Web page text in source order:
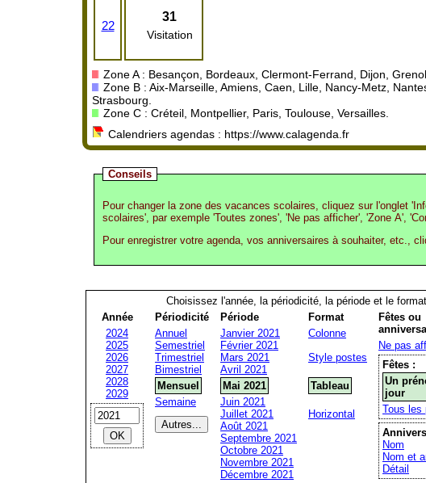
22
31
Visitation
Zone A : Besançon, Bordeaux, Clermont-Ferrand, Dijon,
Zone B : Aix-Marseille, Amiens, Caen, Lille, Nancy-Metz,
Strasbourg.
Zone C : Créteil, Montpellier, Paris, Toulouse, Versailles.
Calendriers agendas : https://www.calagenda.fr
Conseils
Pour changer la zone des vacances scolaires, cliquez sur l'onglet
scolaires', par exemple 'Toutes zones', 'Ne pas afficher', 'Zone A',
Pour enregistrer votre agenda, vos anniversaires à souhaiter, etc.,
Choisissez l'année, la périodicité, la période et le
Année
2024
2025
2026
2027
2028
2029
Périodicité
Annuel
Semestriel
Trimestriel
Bimestriel
Mensuel
Semaine
Période
Janvier 2021
Février 2021
Mars 2021
Avril 2021
Mai 2021
Juin 2021
Juillet 2021
Août 2021
Septembre 2021
Octobre 2021
Novembre 2021
Décembre 2021
Format
Colonne
Style postes
Tableau
Horizontal
Fêtes ou
Ne pas
Fêtes :
Un
jour
Tous les
Nom
Nom et
Détail